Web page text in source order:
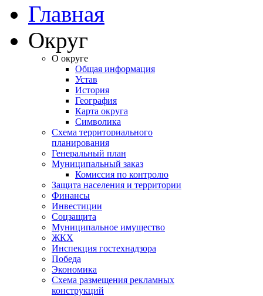
Главная
Округ
О округе
Общая информация
Устав
История
География
Карта округа
Символика
Схема территориального
планирования
Генеральный план
Муниципальный заказ
Комиссия по контролю
Защита населения и территории
Финансы
Инвестиции
Соцзащита
Муниципальное имущество
ЖКХ
Инспекция гостехнадзора
Победа
Экономика
Схема размещения рекламных
конструкций